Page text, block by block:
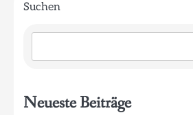
Suchen
Neueste Beiträge